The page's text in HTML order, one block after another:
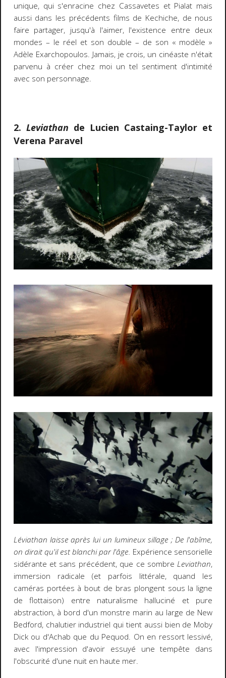
unique, qui s'enracine chez Cassavetes et Pialat mais
aussi dans les précédents films de Kechiche, de nous
faire partager, jusqu'à l'aimer, l'existence entre deux
mondes – le réel et son double – de son « modèle »
Adèle Exarchopoulos. Jamais, je crois, un cinéaste n'était
parvenu à créer chez moi un tel sentiment d'intimité
avec son personnage.
2. Leviathan de Lucien Castaing-Taylor et
Verena Paravel
Léviathan laisse après lui un lumineux sillage ; De l'abîme,
on dirait qu'il est blanchi par l'âge. Expérience sensorielle
sidérante et sans précédent, que ce sombreLeviathan,
immersion radicale (et parfois littérale, quand les
caméras portées à bout de bras plongent sous la ligne
de flottaison) entre naturalisme halluciné et pure
abstraction, à bord d'un monstre marin au large de New
Bedford, chalutier industriel qui tient aussi bien de Moby
Dick ou d'Achab que du Pequod. On en ressort lessivé,
avec l'impression d'avoir essuyé une tempête dans
l'obscurité d'une nuit en haute mer.